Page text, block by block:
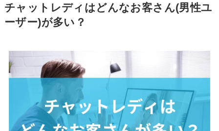
チャットレディはどんなお客さん(男性ユ
ーザー)が多い？